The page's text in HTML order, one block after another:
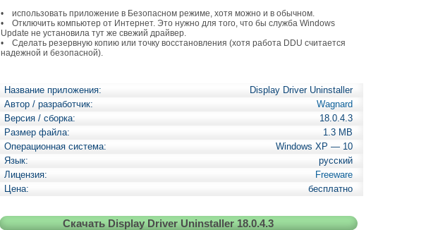
• использовать приложение в Безопасном режиме, хотя можно и в обычном.
• Отключить компьютер от Интернет. Это нужно для того, что бы служба Windows
Update не установила тут же свежий драйвер.
• Сделать резервную копию или точку восстановления (хотя работа DDU считается
надежной и безопасной).
Название приложения:
Display Driver Uninstaller
Автор / разработчик:
Wagnard
Версия / сборка:
18.0.4.3
Размер файла:
1.3 MB
Операционная система:
Windows XP — 10
Язык:
русский
Лицензия:
Freeware
Цена:
бесплатно
Скачать Display Driver Uninstaller 18.0.4.3